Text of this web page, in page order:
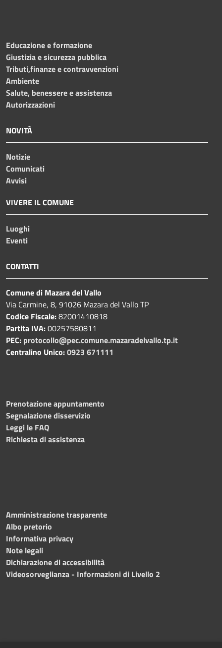
Educazione e formazione
Giustizia e sicurezza pubblica
Tributi,finanze e contravvenzioni
Ambiente
Salute, benessere e assistenza
Autorizzazioni
NOVITÀ
Notizie
Comunicati
Avvisi
VIVERE IL COMUNE
Luoghi
Eventi
CONTATTI
Comune di Mazara del Vallo
Via Carmine, 8, 91026 Mazara del Vallo TP
Codice Fiscale:82001410818
Partita IVA:00257580811
PEC: protocollo@pec.comune.mazaradelvallo.tp.it
Centralino Unico:0923 671111
Prenotazione appuntamento
Segnalazione disservizio
Leggi le FAQ
Richiesta di assistenza
Amministrazione trasparente
Albo pretorio
Informativa privacy
Note legali
Dichiarazione di accessibilità
Videosorveglianza - Informazioni di Livello 2